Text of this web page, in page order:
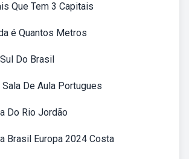
Que Tem 3 Capitais
é Quantos Metros
Do Brasil
Sala De Aula Portugues
Do Rio Jordão
Brasil Europa 2024 Costa